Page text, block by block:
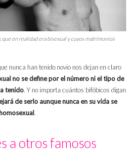
que en realidad era bisexual y cuyos matrimonios
nunca han tenido novio nos dejan en claro
no se define por el número ni el tipo de
tenido. Y no importa cuántos bifóbicos digan
de serlo aunque nunca en su vida se
.
a otros famosos